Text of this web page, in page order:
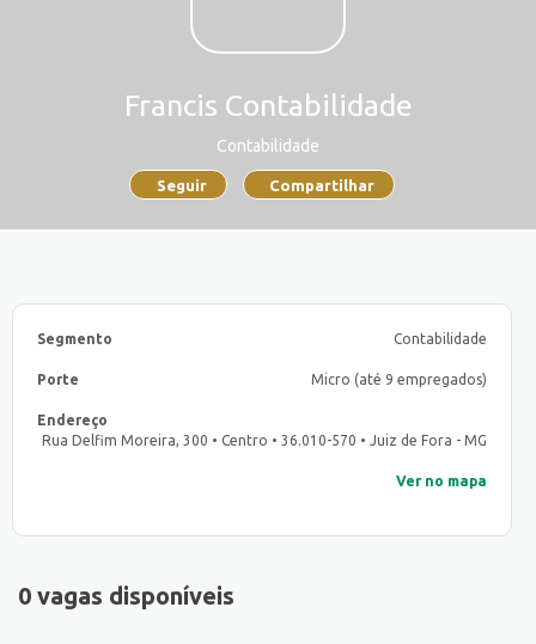
Francis Contabilidade
Contabilidade
Seguir Compartilhar
Segmento Contabilidade
Porte Micro (até 9 empregados)
Endereço
Rua Delfim Moreira, 300 • Centro • 36.010-570 • Juiz de Fora - MG
Ver no mapa
0 vagas disponíveis